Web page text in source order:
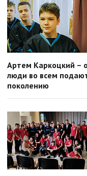
Артем Каркоцкий –
люди во всем
поколению